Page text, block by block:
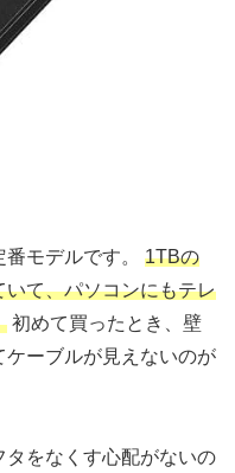
モデルです。 1TBの
て、パソコンにもテレ
初めて買ったとき、壁
ーブルが見えないのが
をなくす心配がないの